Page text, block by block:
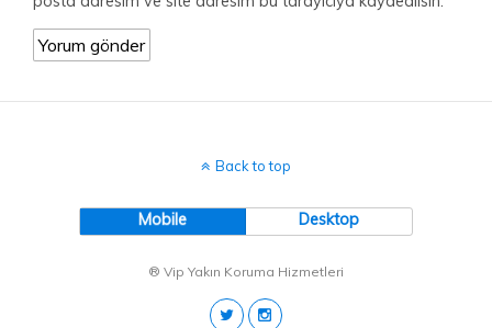
Back to top
Mobile Desktop
® Vip Yakın Koruma Hizmetleri